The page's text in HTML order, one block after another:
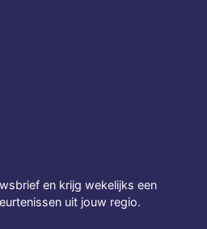
en krijg wekelijks een
uit jouw regio.